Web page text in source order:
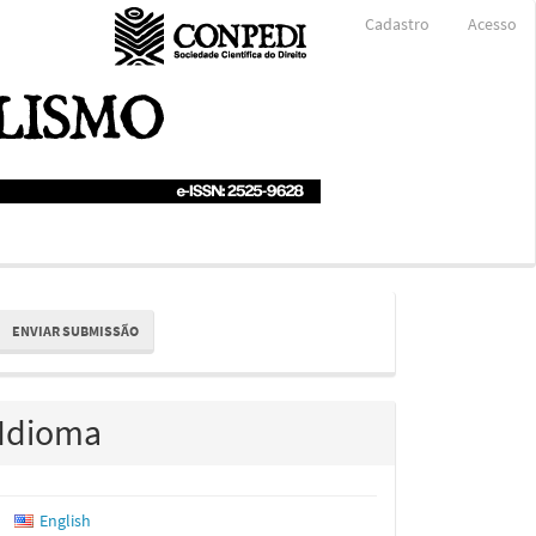
Cadastro Acesso
ENVIAR SUBMISSÃO
Idioma
English